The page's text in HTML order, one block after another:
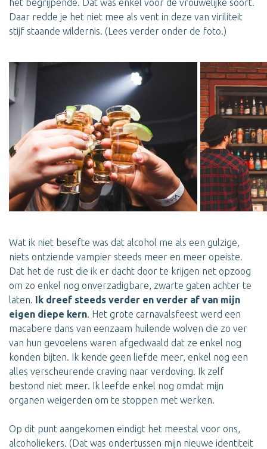
het begrijpende. Dat was enkel voor de vrouwelijke soort.
Daar redde je het niet mee als vent in deze van viriliteit
stijf staande wildernis. (Lees verder onder de foto.)
Wat ik niet besefte was dat alcohol me als een gulzige,
niets ontziende vampier steeds meer en meer opeiste.
Dat het de rust die ik er dacht door te krijgen net opzoog
om zo enkel nog onverzadigbare, zwarte gaten achter te
laten. Ik dreef steeds verder en verder af van mijn
eigen diepe kern. Het grote carnavalsfeest werd een
macabere dans van eenzaam huilende wolven die zo ver
van hun gevoelens waren afgedwaald dat ze enkel nog
konden bijten. Ik kende geen liefde meer, enkel nog een
alles verscheurende craving naar verdoving. Ik zelf
bestond niet meer. Ik leefde enkel nog omdat mijn
organen weigerden om te stoppen met werken.
Op dit punt aangekomen eindigt het meestal voor ons,
alcoholiekers. (Dat was ondertussen mijn nieuwe identiteit